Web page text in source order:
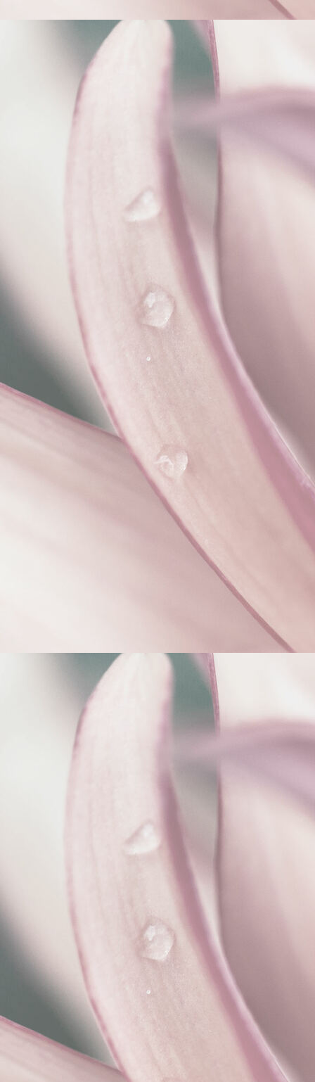
Interieurontwerp ecologische nieuwbouw villa Achterveld
Interieurontwerp ecologische nieuwbouw villa Achterveld